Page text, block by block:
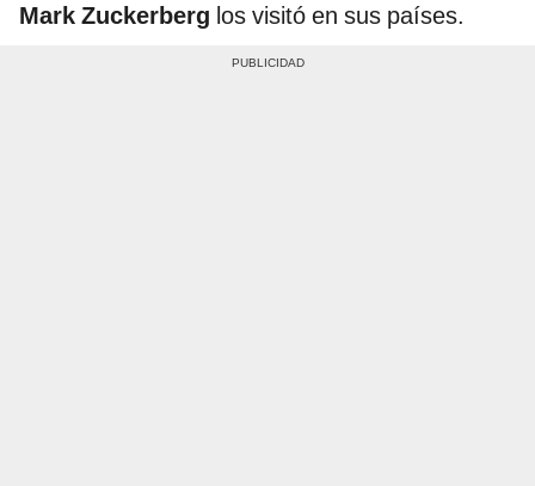
Mark Zuckerberg los visitó en sus países.